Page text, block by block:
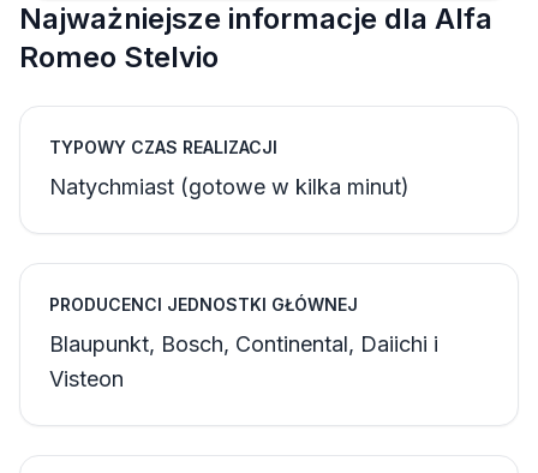
Najważniejsze informacje dla Alfa
Romeo Stelvio
TYPOWY CZAS REALIZACJI
Natychmiast (gotowe w kilka minut)
PRODUCENCI JEDNOSTKI GŁÓWNEJ
Blaupunkt, Bosch, Continental, Daiichi i
Visteon